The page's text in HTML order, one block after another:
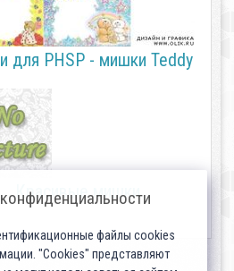
для PHSP - мишки Teddy
Красивые мишки
файлы cookies
"Cookies" представляют